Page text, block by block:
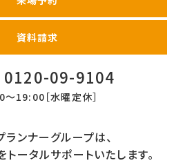
資料請求
0120-09-9104
19:00［水曜定休］
ランナーグループは、
トータルサポートいたします。